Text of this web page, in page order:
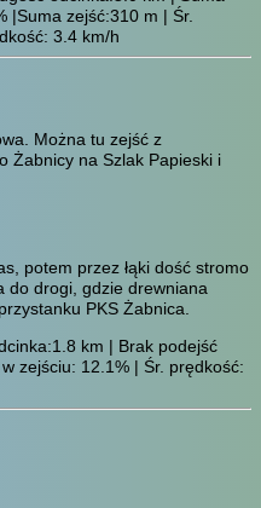
|Suma zejść:310 m | Śr.
3.4 km/h
Można tu zejść z
Żabnicy na Szlak Papieski i
potem przez łąki dość stromo
do drogi, gdzie drewniana
PKS Żabnica.
km | Brak podejść
zejściu: 12.1% | Śr. prędkość: